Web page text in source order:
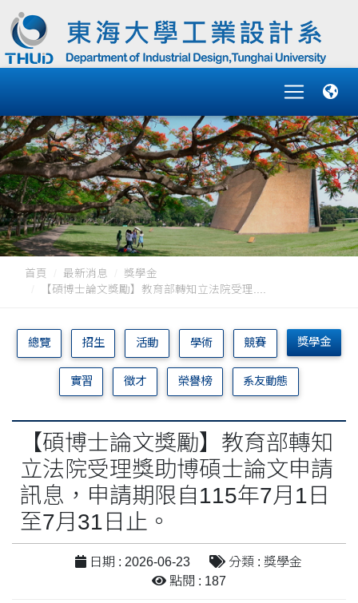
首頁 最新消息
獎學金
【碩博士論文獎勵】教育部轉知立法院受理....
總覽 招生 活動 學術 競賽 獎學金
實習 徵才 榮譽榜 系友動態
【碩博士論文獎勵】教育部轉知
立法院受理獎助博碩士論文申請
訊息，申請期限自115年7月1日
至7月31日止。
日期 : 2026-06-23
分類 : 獎學金
點閱 : 187